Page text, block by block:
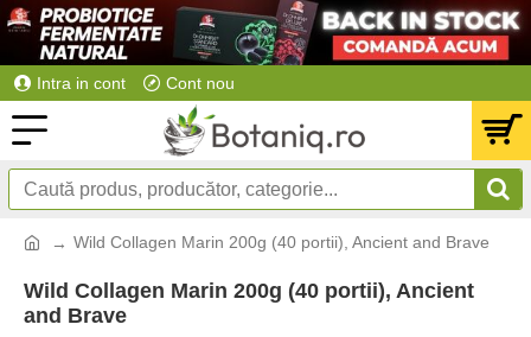
Intra in cont Cont nou
Wild Collagen Marin 200g (40 portii), Ancient and Brave
Wild Collagen Marin 200g (40 portii), Ancient
and Brave